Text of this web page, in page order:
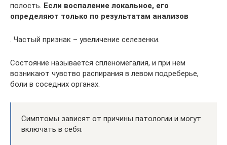
полость. Если воспаление локальное, его
определяют только по результатам анализов
. Частый признак – увеличение селезенки.
Состояние называется спленомегалия, и при нем
возникают чувство распирания в левом подреберье,
боли в соседних органах.
Симптомы зависят от причины патологии и могут
включать в себя: